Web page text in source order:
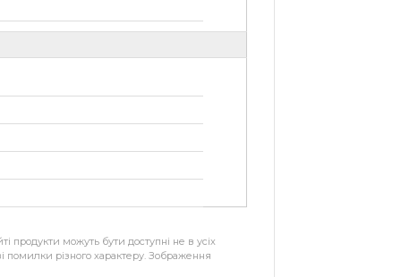
продукти можуть бути доступні не в усіх
помилки різного характеру. Зображення